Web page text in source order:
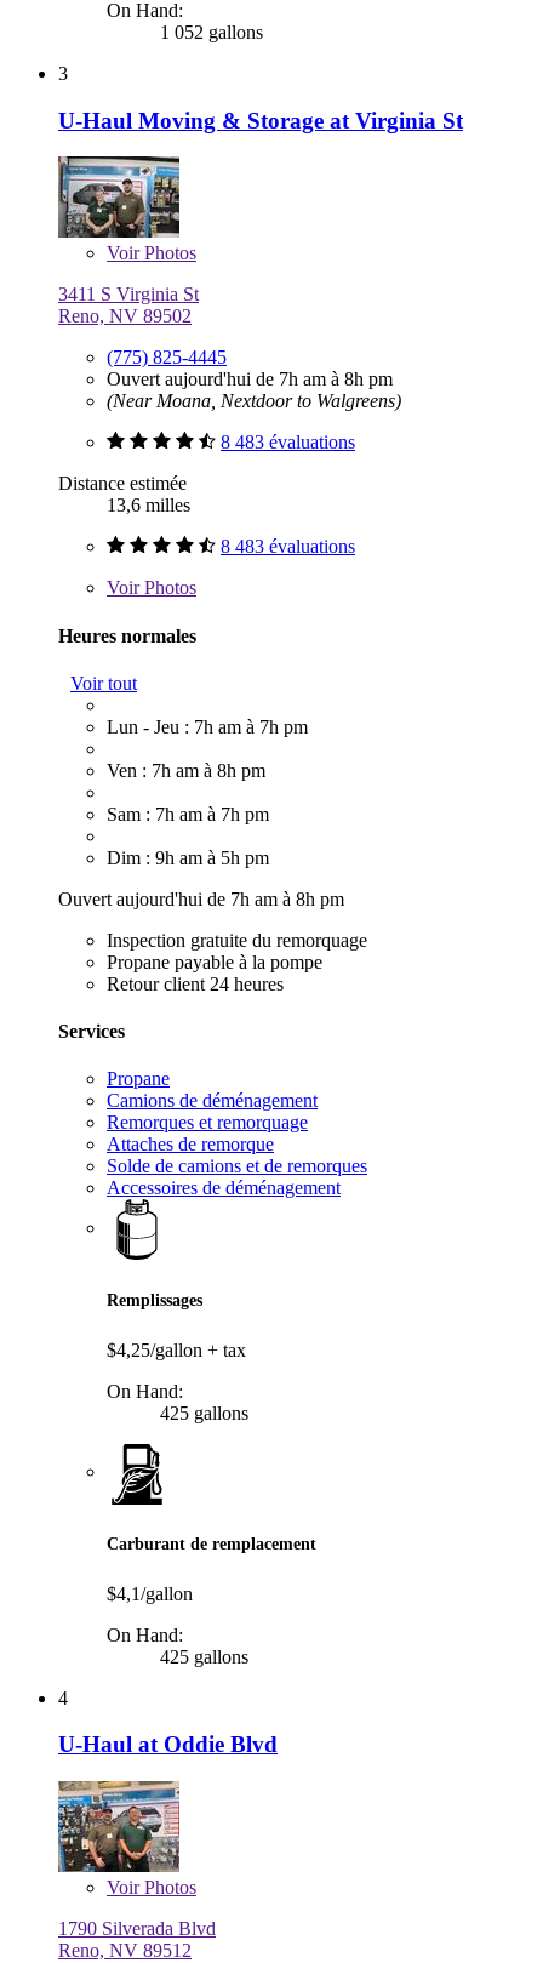
On Hand:
1 052 gallons
3
U-Haul Moving & Storage at Virginia St
VoirPhotos
3411 S Virginia St
Reno, NV 89502
(775) 825-4445
Ouvert aujourd'hui de 7h am à 8h pm
(Near Moana, Nextdoor to Walgreens)
8 483 évaluations
Distance estimée
13,6 milles
8 483 évaluations
VoirPhotos
Heures normales
Voir tout
Lun - Jeu : 7h am à 7h pm
Ven : 7h am à 8h pm
Sam : 7h am à 7h pm
Dim : 9h am à 5h pm
Ouvert aujourd'hui de 7h am à 8h pm
Inspection gratuite du remorquage
Propane payable à la pompe
Retour client 24 heures
Services
Propane
Camions de déménagement
Remorques et remorquage
Attaches de remorque
Solde de camions et de remorques
Accessoires de déménagement
Remplissages
$4,25/gallon + tax
On Hand:
425 gallons
Carburant de remplacement
$4,1/gallon
On Hand:
425 gallons
4
U-Haul at Oddie Blvd
VoirPhotos
1790 Silverada Blvd
Reno, NV 89512